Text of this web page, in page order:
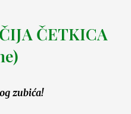
ČETKICA
zubića!